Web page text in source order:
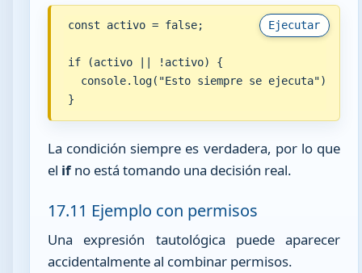
Ejecutar
const activo = false;
if (activo || !activo) {
  console.log("Esto siempre se ejecuta");
}
La condición siempre es verdadera, por lo que
el if no está tomando una decisión real.
17.11 Ejemplo con permisos
Una expresión tautológica puede aparecer
accidentalmente al combinar permisos.